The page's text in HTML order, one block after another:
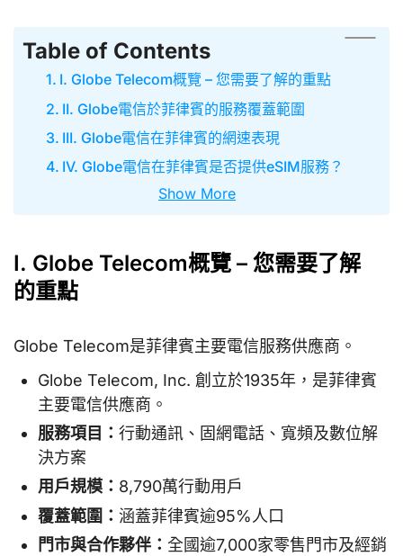
Table of Contents
I. Globe Telecom概覽 – 您需要了解的重點
II. Globe電信於菲律賓的服務覆蓋範圍
III. Globe電信在菲律賓的網速表現
IV. Globe電信在菲律賓是否提供eSIM服務？
Show More
I. Globe Telecom概覽 – 您需要了解
的重點
Globe Telecom是菲律賓主要電信服務供應商。
Globe Telecom, Inc. 創立於1935年，是菲律賓
主要電信供應商。
服務項目： 行動通訊、固網電話、寬頻及數位解
決方案
用戶規模： 8,790萬行動用戶
覆蓋範圍： 涵蓋菲律賓逾95%人口
門市與合作夥伴： 全國逾7,000家零售門市及經銷